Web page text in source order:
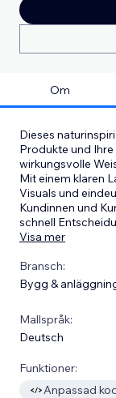
Om
Dieses
Produkte und
wirkungsvolle
Mit einem klaren
Visuals und
Kundinnen und
schnell
Visa mer
Bransch:
Bygg &
Mallspråk:
Deutsch
Funktioner:
Anpassad